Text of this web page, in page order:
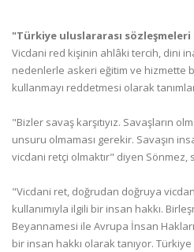
"Türkiye uluslararası
Vicdani red kişinin ahlâki tercih, dini
nedenlerle askeri eğitim ve hizmette
kullanmayı reddetmesi olarak
"Bizler savaş karşıtıyız. Savaşların
unsuru olmaması gerekir. Savaşın
vicdani retçi olmaktır" diyen
"Vicdani ret, doğrudan doğruya
kullanımıyla ilgili bir insan hakkı.
Beyannamesi ile Avrupa İnsan
bir insan hakkı olarak tanıyor.